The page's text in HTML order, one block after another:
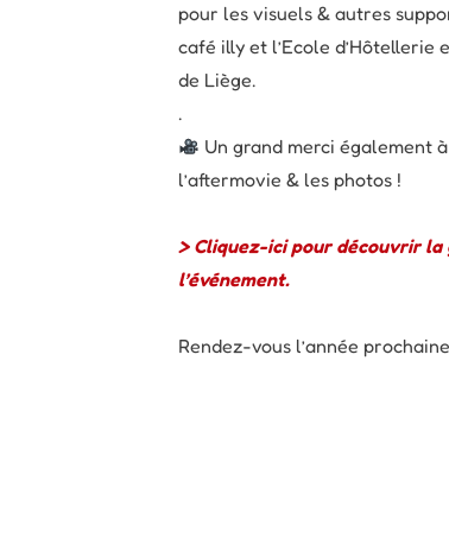
pour les visuels & autres
café illy et l’Ecole d’Hôtellerie
de Liège.
.
Un grand merci également
l’aftermovie & les photos !
> Cliquez-ici pour découvrir la
l’événement.
Rendez-vous l’année